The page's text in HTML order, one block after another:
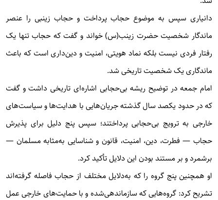
دانیاری سپس به موضوع حجاب پرداخت و حجاب زینبی را عنصر
ماندگار شخصیت حضرت زینب(س) خواند و گفت که حجاب تنها یک
رفتار فردی نیست بلکه نماد هویتی، امنیت و دین‌داری است که باعث
ماندگاری یک شخصیت تاریخی شد.
امام جمعه در توضیح ریشه بی‌حجابی اشاره‌ای تاریخی داشت و گفت
که در حدود یکصد سال گذشته جریان‌هایی با هدایت‌ها و سیاست‌های
خارجی به ترویج بی‌حجابی پرداختند؛ سپس پنج دلیل برای پذیرش
حجاب — فطرت، دین، امنیت، قانون و شناسایی به‌مثابه مسلمان —
برشمرد و بر مستند بودن این دلایل تأکید کرد.
او همچنین پنج گروه را که به‌دلایل مختلف از حجاب فاصله گرفته‌اند
تشریح کرد: گروه‌هایی که سازماندهی‌شده و با حمایت‌های خارجی عمل